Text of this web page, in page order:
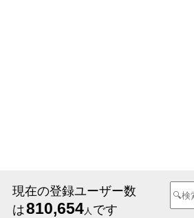
現在の登録ユーザー数
は810,654人 です